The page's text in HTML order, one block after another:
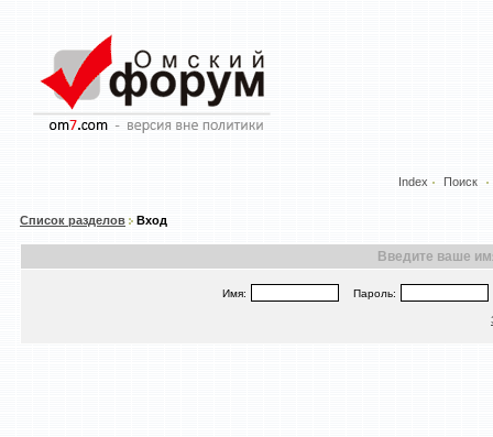
Index Поиск
Список разделов Вход
Введите ваше
Имя: Пароль: